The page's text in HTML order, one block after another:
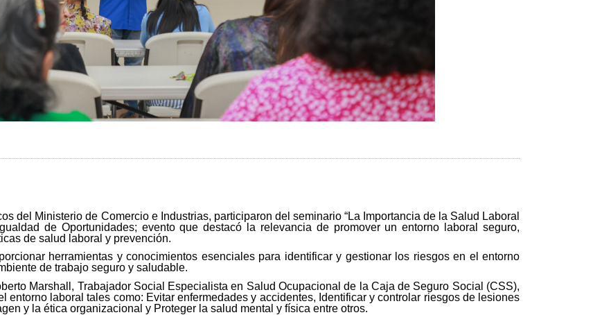
del Ministerio de Comercio e Industrias, participaron del seminario “La Importancia de la Salud Laboral
de Oportunidades; evento que destacó la relevancia de promover un entorno laboral seguro,
de salud laboral y prevención.
herramientas y conocimientos esenciales para identificar y gestionar los riesgos en el entorno
de trabajo seguro y saludable.
Marshall, Trabajador Social Especialista en Salud Ocupacional de la Caja de Seguro Social (CSS),
entorno laboral tales como: Evitar enfermedades y accidentes, Identificar y controlar riesgos de lesiones
y la ética organizacional y Proteger la salud mental y física entre otros.